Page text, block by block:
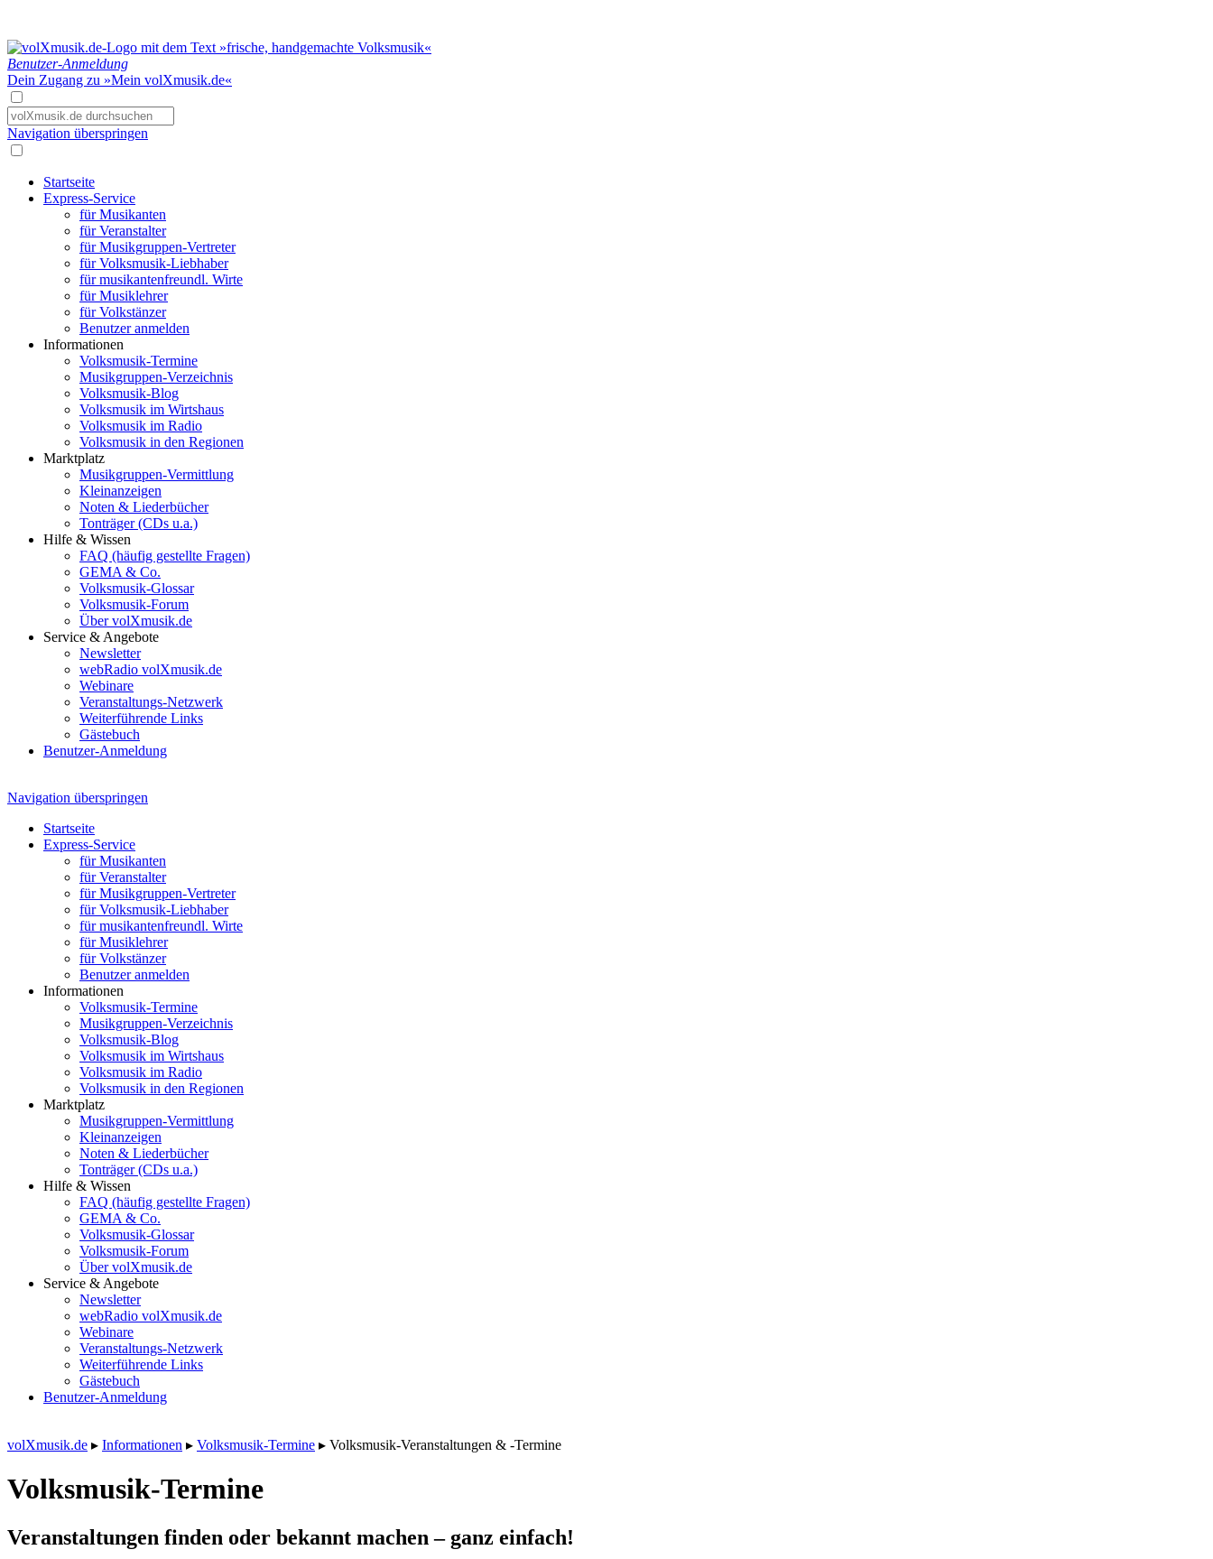
Benutzer-Anmeldung
Dein Zugang zu »Mein volXmusik.de«
Navigation überspringen
Startseite
Express-Service
für Musikanten
für Veranstalter
für Musikgruppen-Vertreter
für Volksmusik-Liebhaber
für musikantenfreundl. Wirte
für Musiklehrer
für Volkstänzer
Benutzer anmelden
Informationen
Volksmusik-Termine
Musikgruppen-Verzeichnis
Volksmusik-Blog
Volksmusik im Wirtshaus
Volksmusik im Radio
Volksmusik in den Regionen
Marktplatz
Musikgruppen-Vermittlung
Kleinanzeigen
Noten & Liederbücher
Tonträger (CDs u.a.)
Hilfe & Wissen
FAQ (häufig gestellte Fragen)
GEMA & Co.
Volksmusik-Glossar
Volksmusik-Forum
Über volXmusik.de
Service & Angebote
Newsletter
webRadio volXmusik.de
Webinare
Veranstaltungs-Netzwerk
Weiterführende Links
Gästebuch
Benutzer-Anmeldung
Navigation überspringen
Startseite
Express-Service
für Musikanten
für Veranstalter
für Musikgruppen-Vertreter
für Volksmusik-Liebhaber
für musikantenfreundl. Wirte
für Musiklehrer
für Volkstänzer
Benutzer anmelden
Informationen
Volksmusik-Termine
Musikgruppen-Verzeichnis
Volksmusik-Blog
Volksmusik im Wirtshaus
Volksmusik im Radio
Volksmusik in den Regionen
Marktplatz
Musikgruppen-Vermittlung
Kleinanzeigen
Noten & Liederbücher
Tonträger (CDs u.a.)
Hilfe & Wissen
FAQ (häufig gestellte Fragen)
GEMA & Co.
Volksmusik-Glossar
Volksmusik-Forum
Über volXmusik.de
Service & Angebote
Newsletter
webRadio volXmusik.de
Webinare
Veranstaltungs-Netzwerk
Weiterführende Links
Gästebuch
Benutzer-Anmeldung
volXmusik.de ▸ Informationen ▸ Volksmusik-Termine ▸ Volksmusik-Veranstaltungen & -Termine
Volksmusik-Termine
Veranstaltungen finden oder bekannt machen – ganz einfach!